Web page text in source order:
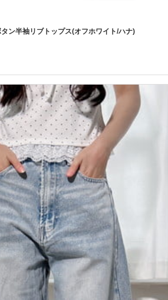
ン半袖リブトップス(オフホワイト/ハナ)